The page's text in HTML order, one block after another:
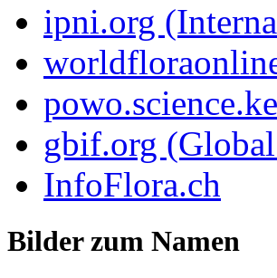
ipni.org
gbif.org
InfoFlora.ch
Bilder zum Namen